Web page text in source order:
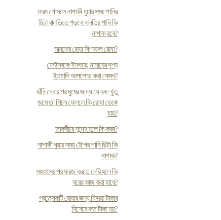
ফর‍য গোসলে নাপাকী ধুয়ার সময় পানির
ছিটা বালতিতে পড়লে বালতির পানি কি
নাপাক হবে?
মানতের রোযা কি নফল রোযা?
ফেইসবুকে ইফতার, নামাযের দৃশ্য
ইত্যাদি আপলোড করা কেমন?
হাঁচি দেবার পর মুখের মধ্যে যে কফ থুতু
জমে তা গিলে ফেললে কি রোযা ভেঙ্গে
যায়?
তাকবীরে সন্দেহ হলে কি করব?
নাপাকী ধুয়ার সময় টেপের পানি ছিটা কি
নাপাক?
সহবাসের পর ফরজ করতে দেরি হলে কি
ঘরের কাজ করা যাবে?
প্রত্যেকটি রোযার জন্য ফিদয়া টাকার
হিসেবে কত টাকা হয়?